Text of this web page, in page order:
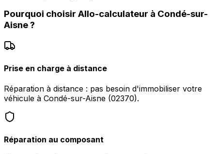
Pourquoi choisir Allo-calculateur à Condé-sur-
Aisne?
Prise en charge à distance
Réparation à distance : pas besoin d'immobiliser votre
véhicule à Condé-sur-Aisne (02370).
Réparation au composant